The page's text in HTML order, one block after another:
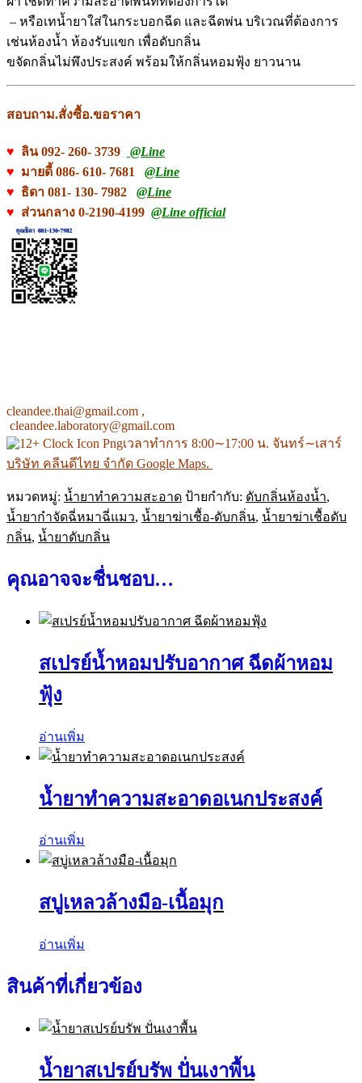
– หรือเทน้ำยาใส่ในกระบอกฉีด และฉีดพ่น บริเวณที่ต้องการ
เช่นห้องน้ำ ห้องรับแขก เพื่อดับกลิ่น
ขจัดกลิ่นไม่พึงประสงค์ พร้อมให้กลิ่นหอมฟุ้ง ยาวนาน
สอบถาม.สั่งซื้อ.ขอราคา
♥ ลิน 092- 260- 3739
@Line
♥ มายดี้ 086- 610- 7681 @Line
♥ ธิดา 081- 130- 7982 @Line
♥ ส่วนกลาง 0-2190-4199 @Line official
cleandee.thai@gmail.com ,
cleandee.laboratory@gmail.com
เวลาทำการ 8:00∼17:00 น. จันทร์∼เสาร์
บริษัท คลีนดีไทย จำกัด Google Maps.
หมวดหมู่: น้ำยาทำความสะอาด ป้ายกำกับ: ดับกลิ่นห้องน้ำ,
น้ำยากำจัดฉี่หมาฉี่แมว, น้ำยาฆ่าเชื้อ-ดับกลิ่น, น้ำยาฆ่าเชื้อดับ
กลิ่น, น้ำยาดับกลิ่น
คุณอาจจะชื่นชอบ…
สเปรย์น้ำหอมปรับอากาศ ฉีดผ้าหอม
ฟุ้ง
อ่านเพิ่ม
น้ำยาทำความสะอาดอเนกประสงค์
อ่านเพิ่ม
สบู่เหลวล้างมือ-เนื้อมุก
อ่านเพิ่ม
สินค้าที่เกี่ยวข้อง
น้ำยาสเปรย์บรัพ ปั่นเงาพื้น